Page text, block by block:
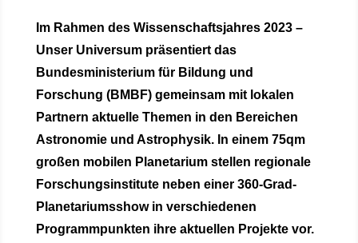
Im Rahmen des Wissenschaftsjahres 2023 –
Unser Universum präsentiert das
Bundesministerium für Bildung und
Forschung (BMBF) gemeinsam mit lokalen
Partnern aktuelle Themen in den Bereichen
Astronomie und Astrophysik. In einem 75qm
großen mobilen Planetarium stellen regionale
Forschungsinstitute neben einer 360-Grad-
Planetariumsshow in verschiedenen
Programmpunkten ihre aktuellen Projekte vor.